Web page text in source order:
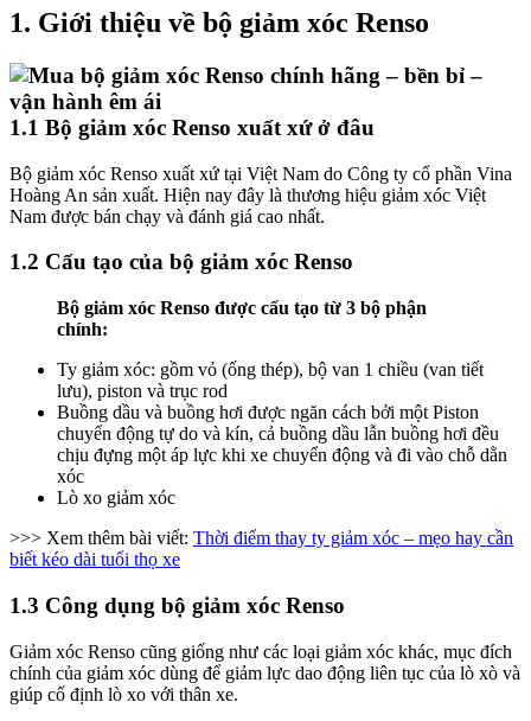
1. Giới thiệu về bộ giảm xóc Renso
1.1 Bộ giảm xóc Renso xuất xứ ở đâu
Bộ giảm xóc Renso xuất xứ tại Việt Nam do Công ty cổ phần Vina
Hoàng An sản xuất. Hiện nay đây là thương hiệu giảm xóc Việt
Nam được bán chạy và đánh giá cao nhất.
1.2 Cấu tạo của bộ giảm xóc Renso
Bộ giảm xóc Renso được cấu tạo từ 3 bộ phận
chính:
Ty giảm xóc: gồm vỏ (ống thép), bộ van 1 chiều (van tiết
lưu), piston và trục rod
Buồng dầu và buồng hơi được ngăn cách bởi một Piston
chuyển động tự do và kín, cả buồng dầu lẫn buồng hơi đều
chịu đựng một áp lực khi xe chuyển động và đi vào chỗ dằn
xóc
Lò xo giảm xóc
>>> Xem thêm bài viết: Thời điểm thay ty giảm xóc – mẹo hay cần
biết kéo dài tuổi thọ xe
1.3 Công dụng bộ giảm xóc Renso
Giảm xóc Renso cũng giống như các loại giảm xóc khác, mục đích
chính của giảm xóc dùng để giảm lực dao động liên tục của lò xò và
giúp cố định lò xo với thân xe.